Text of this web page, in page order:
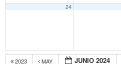
24
2023 MAY JUNIO 2024